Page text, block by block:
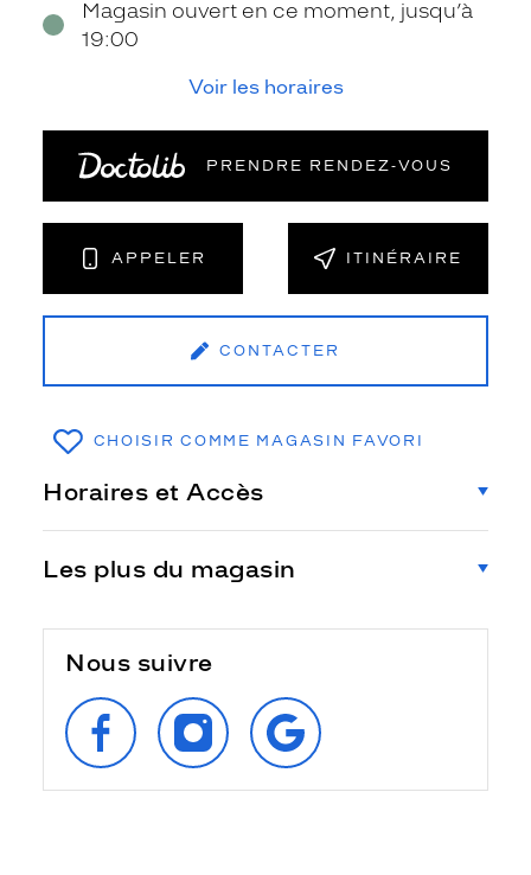
Magasin ouvert en ce moment, jusqu’à
19:00
Voir les horaires
PRENDRE RENDEZ‑VOUS
APPELER ITINÉRAIRE
CONTACTER
CHOISIR COMME MAGASIN FAVORI
Horaires et Accès
Les plus du magasin
Nous suivre
SUIVEZ‑NOUS
SUR
FACEBOOK
SUIVEZ‑NOUS
SUR
INSTAGRAM
RETROUVEZ‑NOUS
SUR
GOOGLE